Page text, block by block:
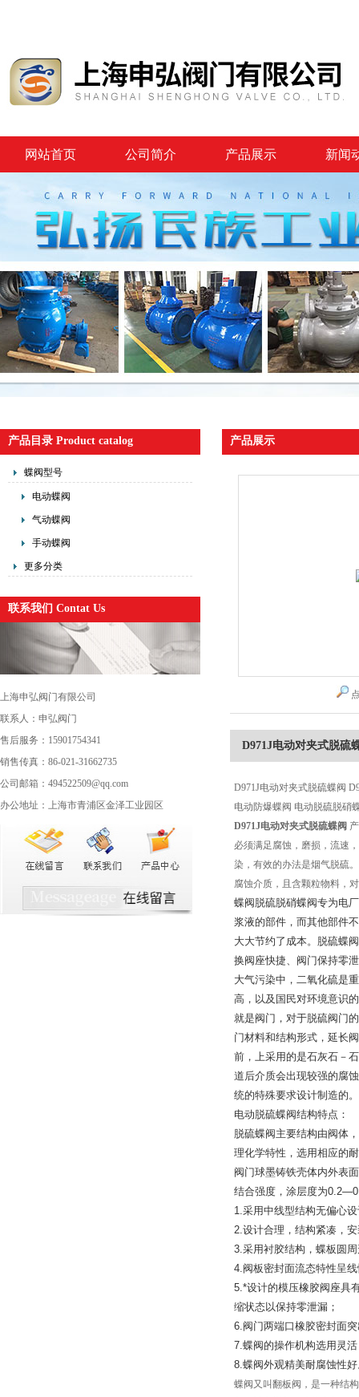
网站首页 公司简介 产品展示 新闻
产品目录 Product catalog
蝶阀型号
电动蝶阀
气动蝶阀
手动蝶阀
更多分类
联系我们 Contat Us
上海申弘阀门有限公司
联系人：申弘阀门
售后服务：15901754341
销售传真：86-021-31662735
公司邮箱：494522509@qq.com
办公地址：上海市青浦区金泽工业园区
产品展示
D971J电动对夹式脱硫
D971J电动对夹式脱硫蝶阀
电动防爆蝶阀 电动脱硫脱硝
D971J电动对夹式脱硫蝶阀
必须满足腐蚀，磨损，流速
染，有效的办法是烟气脱硫
腐蚀介质，且含颗粒物料，
蝶阀脱硫脱硝蝶阀专为电
浆液的部件，而其他部件
大大节约了成本。脱硫蝶
换阀座快捷、阀门保持零
大气污染中，二氧化硫是
高，以及国民对环境意识
就是阀门，对于脱硫阀门
门材料和结构形式，延长
前，上采用的是石灰石－
道后介质会出现较强的腐
统的特殊要求设计制造的。
电动脱硫蝶阀结构特点：
脱硫蝶阀主要结构由阀体
理化学特性，选用相应的
阀门球墨铸铁壳体内外表
结合强度，涂层度为
1.采用中线型结构无偏心
2.设计合理，结构紧凑，
3.采用衬胶结构，蝶板圆
4.阀板密封面流态特性呈
5.*设计的模压橡胶阀座具
缩状态以保持零泄漏；
6.阀门两端口橡胶密封面
7.蝶阀的操作机构选用灵
8.蝶阀外观精美耐腐蚀性
蝶阀又叫翻板阀，是一种结